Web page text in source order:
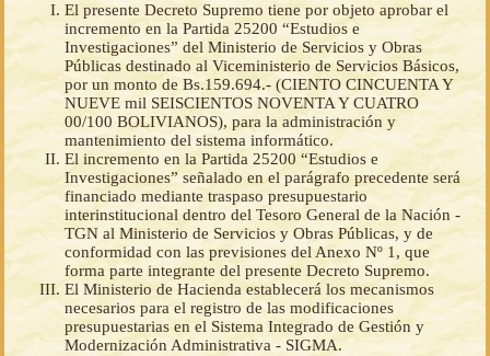
El presente Decreto Supremo tiene por objeto aprobar el
incremento en la Partida 25200 “Estudios e
Investigaciones” del Ministerio de Servicios y Obras
Públicas destinado al Viceministerio de Servicios Básicos,
por un monto de Bs.159.694.- (CIENTO CINCUENTA Y
NUEVE mil SEISCIENTOS NOVENTA Y CUATRO
00/100 BOLIVIANOS), para la administración y
mantenimiento del sistema informático.
El incremento en la Partida 25200 “Estudios e
Investigaciones” señalado en el parágrafo precedente será
financiado mediante traspaso presupuestario
interinstitucional dentro del Tesoro General de la Nación -
TGN al Ministerio de Servicios y Obras Públicas, y de
conformidad con las previsiones del Anexo Nº 1, que
forma parte integrante del presente Decreto Supremo.
El Ministerio de Hacienda establecerá los mecanismos
necesarios para el registro de las modificaciones
presupuestarias en el Sistema Integrado de Gestión y
Modernización Administrativa - SIGMA.